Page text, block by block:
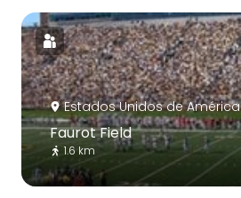
Estados Unidos de América
Faurot Field
1.6 km